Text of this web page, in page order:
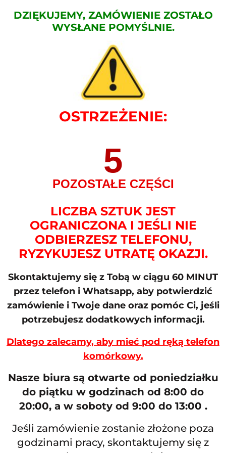
DZIĘKUJEMY, ZAMÓWIENIE ZOSTAŁO
WYSŁANE POMYŚLNIE.
OSTRZEŻENIE:
POZOSTAŁE CZĘŚCI
5
LICZBA SZTUK JEST
OGRANICZONA I JEŚLI NIE
ODBIERZESZ TELEFONU,
RYZYKUJESZ UTRATĘ OKAZJI.
Skontaktujemy się z Tobą w ciągu 60 MINUT
przez telefon i Whatsapp, aby potwierdzić
zamówienie i Twoje dane oraz pomóc Ci, jeśli
potrzebujesz dodatkowych informacji.
Dlatego zalecamy, aby mieć pod ręką telefon
komórkowy.
Nasze biura są otwarte od poniedziałku
do piątku w godzinach od 8:00 do
20:00, a w soboty od 9:00 do 13:00 .
Jeśli zamówienie zostanie złożone poza
godzinami pracy, skontaktujemy się z